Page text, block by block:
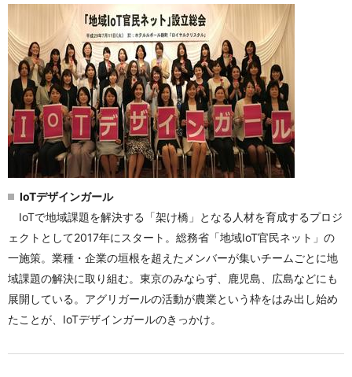
IoTデザインガール
IoTで地域課題を解決する「架け橋」となる人材を育成するプロジ
ェクトとして2017年にスタート。総務省「地域IoT官民ネット」の
一施策。業種・企業の垣根を超えたメンバーが集いチームごとに地
域課題の解決に取り組む。東京のみならず、鹿児島、広島などにも
展開している。アグリガールの活動が農業という枠をはみ出し始め
たことが、IoTデザインガールのきっかけ。